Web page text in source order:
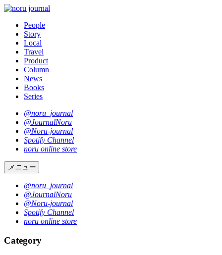
People
Story
Local
Travel
Product
Column
News
Books
Series
@noru_journal
@JournalNoru
@Noru-journal
Spotify Channel
noru online store
メニュー
@noru_journal
@JournalNoru
@Noru-journal
Spotify Channel
noru online store
Category